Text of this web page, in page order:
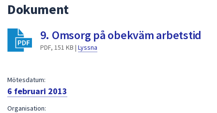
för
Dokument
9. Omsorg på obekväm arbetstid
PDF, 151 KB | Lyssna
Mötesdatum:
6 februari 2013
Organisation: